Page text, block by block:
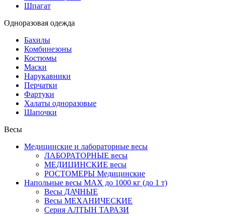
Шпагат
Одноразовая одежда
Бахилы
Комбинезоны
Костюмы
Маски
Нарукавники
Перчатки
Фартуки
Халаты одноразовые
Шапочки
Весы
Медицинские и лабораторные весы
ЛАБОРАТОРНЫЕ весы
МЕДИЦИНСКИЕ весы
РОСТОМЕРЫ Медицинские
Напольные весы MAX до 1000 кг (до 1 т)
Весы ДАЧНЫЕ
Весы МЕХАНИЧЕСКИЕ
Серия АЛТЫН ТАРАЗИ